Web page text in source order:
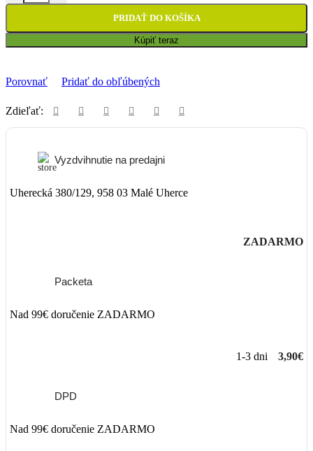
PRIDAŤ DO KOŠÍKA
Kúpiť teraz
Porovnať Pridať do obľúbených
Zdieľať:
Vyzdvihnutie na predajni
Uherecká 380/129, 958 03 Malé Uherce
ZADARMO
Packeta
Nad 99€ doručenie ZADARMO
1-3 dni 3,90€
DPD
Nad 99€ doručenie ZADARMO